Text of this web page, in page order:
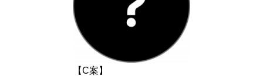
【C案】